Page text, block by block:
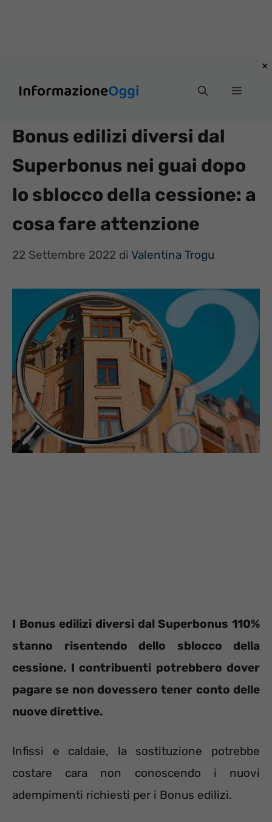
Menu
Bonus edilizi diversi dal
Superbonus nei guai dopo
lo sblocco della cessione: a
cosa fare attenzione
22 Settembre 2022 di Valentina Trogu
I Bonus edilizi diversi dal Superbonus 110%
stanno risentendo dello sblocco della
cessione. I contribuenti potrebbero dover
pagare se non dovessero tener conto delle
nuove direttive.
Infissi e caldaie, la sostituzione potrebbe
costare cara non conoscendo i nuovi
adempimenti richiesti per i Bonus edilizi.